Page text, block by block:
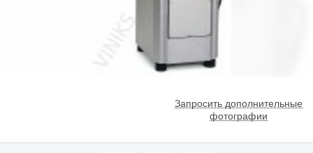
Запросить дополнительные
фотографии